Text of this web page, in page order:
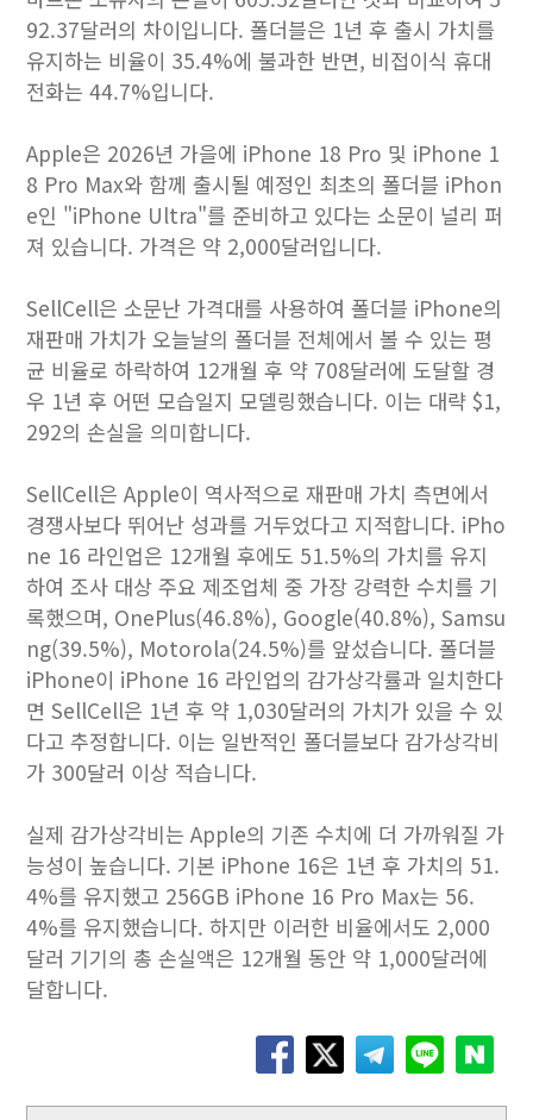
92.37달러의 차이입니다. 폴더블은 1년 후 출시 가치를
유지하는 비율이 35.4%에 불과한 반면, 비접이식 휴대
전화는 44.7%입니다.
Apple은 2026년 가을에 iPhone 18 Pro 및 ‌iPhone 1
8 Pro‌ Max와 함께 출시될 예정인 최초의 폴더블 iPhon
e인 "iPhone Ultra"를 준비하고 있다는 소문이 널리 퍼
져 있습니다. 가격은 약 2,000달러입니다.
SellCell은 소문난 가격대를 사용하여 폴더블 iPhone의
재판매 가치가 오늘날의 폴더블 전체에서 볼 수 있는 평
균 비율로 하락하여 12개월 후 약 708달러에 도달할 경
우 1년 후 어떤 모습일지 모델링했습니다. 이는 대략 $1,
292의 손실을 의미합니다.
SellCell은 Apple이 역사적으로 재판매 가치 측면에서
경쟁사보다 뛰어난 성과를 거두었다고 지적합니다. iPho
ne 16 라인업은 12개월 후에도 51.5%의 가치를 유지
하여 조사 대상 주요 제조업체 중 가장 강력한 수치를 기
록했으며, OnePlus(46.8%), Google(40.8%), Samsu
ng(39.5%), Motorola(24.5%)를 앞섰습니다. 폴더블
iPhone이 ‌iPhone 16‌ 라인업의 감가상각률과 일치한다
면 SellCell은 1년 후 약 1,030달러의 가치가 있을 수 있
다고 추정합니다. 이는 일반적인 폴더블보다 감가상각비
가 300달러 이상 적습니다.
실제 감가상각비는 Apple의 기존 수치에 더 가까워질 가
능성이 높습니다. 기본 ‌iPhone 16‌은 1년 후 가치의 51.
4%를 유지했고 256GB ‌iPhone 16‌ Pro Max는 56.
4%를 유지했습니다. 하지만 이러한 비율에서도 2,000
달러 기기의 총 손실액은 12개월 동안 약 1,000달러에
달합니다.